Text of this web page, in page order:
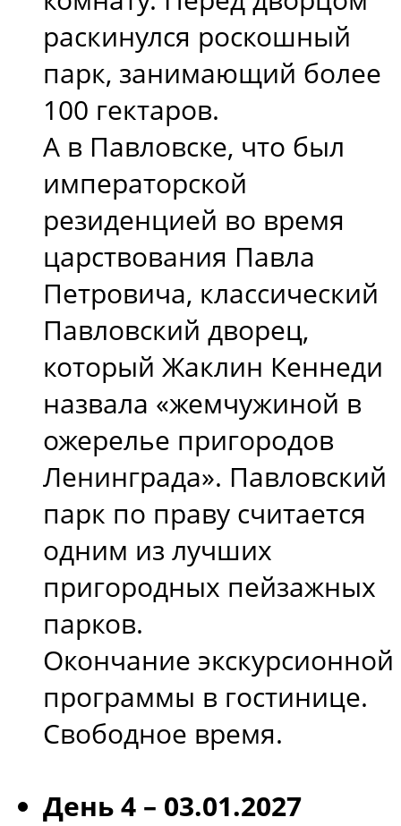
раскинулся роскошный
парк, занимающий более
100 гектаров.
А в Павловске, что был
императорской
резиденцией во время
царствования Павла
Петровича, классический
Павловский дворец,
который Жаклин Кеннеди
назвала «жемчужиной в
ожерелье пригородов
Ленинграда». Павловский
парк по праву считается
одним из лучших
пригородных пейзажных
парков.
Окончание экскурсионной
программы в гостинице.
Свободное время.
День 4 – 03.01.2027